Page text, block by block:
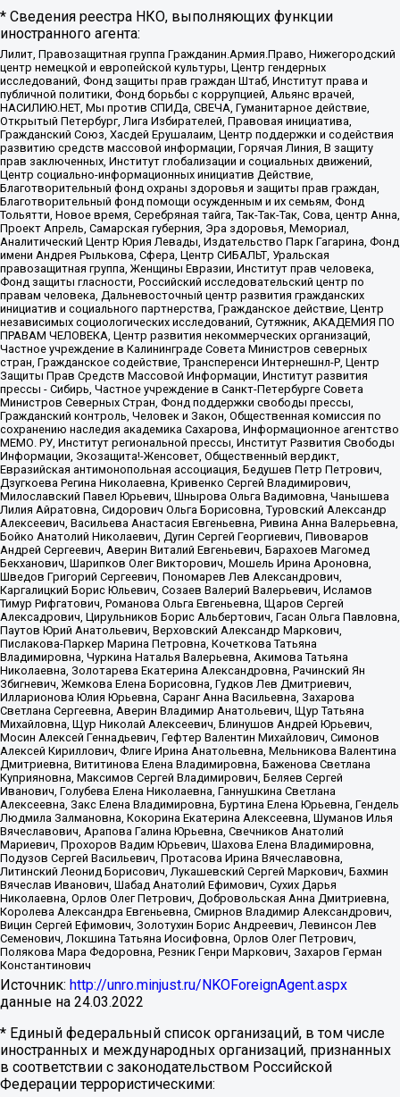
* Сведения реестра НКО, выполняющих функции
иностранного агента:
Лилит, Правозащитная группа Гражданин.Армия.Право, Нижегородский
центр немецкой и европейской культуры, Центр гендерных
исследований, Фонд защиты прав граждан Штаб, Институт права и
публичной политики, Фонд борьбы с коррупцией, Альянс врачей,
НАСИЛИЮ.НЕТ, Мы против СПИДа, СВЕЧА, Гуманитарное действие,
Открытый Петербург, Лига Избирателей, Правовая инициатива,
Гражданский Союз, Хасдей Ерушалаим, Центр поддержки и содействия
развитию средств массовой информации, Горячая Линия, В защиту
прав заключенных, Институт глобализации и социальных движений,
Центр социально-информационных инициатив Действие,
Благотворительный фонд охраны здоровья и защиты прав граждан,
Благотворительный фонд помощи осужденным и их семьям, Фонд
Тольятти, Новое время, Серебряная тайга, Так-Так-Так, Сова, центр Анна,
Проект Апрель, Самарская губерния, Эра здоровья, Мемориал,
Аналитический Центр Юрия Левады, Издательство Парк Гагарина, Фонд
имени Андрея Рылькова, Сфера, Центр СИБАЛЬТ, Уральская
правозащитная группа, Женщины Евразии, Институт прав человека,
Фонд защиты гласности, Российский исследовательский центр по
правам человека, Дальневосточный центр развития гражданских
инициатив и социального партнерства, Гражданское действие, Центр
независимых социологических исследований, Сутяжник, АКАДЕМИЯ ПО
ПРАВАМ ЧЕЛОВЕКА, Центр развития некоммерческих организаций,
Частное учреждение в Калининграде Совета Министров северных
стран, Гражданское содействие, Трансперенси Интернешнл-Р, Центр
Защиты Прав Средств Массовой Информации, Институт развития
прессы - Сибирь, Частное учреждение в Санкт-Петербурге Совета
Министров Северных Стран, Фонд поддержки свободы прессы,
Гражданский контроль, Человек и Закон, Общественная комиссия по
сохранению наследия академика Сахарова, Информационное агентство
МЕМО. РУ, Институт региональной прессы, Институт Развития Свободы
Информации, Экозащита!-Женсовет, Общественный вердикт,
Евразийская антимонопольная ассоциация, Бедушев Петр Петрович,
Дзугкоева Регина Николаевна, Кривенко Сергей Владимирович,
Милославский Павел Юрьевич, Шнырова Ольга Вадимовна, Чанышева
Лилия Айратовна, Сидорович Ольга Борисовна, Туровский Александр
Алексеевич, Васильева Анастасия Евгеньевна, Ривина Анна Валерьевна,
Бойко Анатолий Николаевич, Дугин Сергей Георгиевич, Пивоваров
Андрей Сергеевич, Аверин Виталий Евгеньевич, Барахоев Магомед
Бекханович, Шарипков Олег Викторович, Мошель Ирина Ароновна,
Шведов Григорий Сергеевич, Пономарев Лев Александрович,
Каргалицкий Борис Юльевич, Созаев Валерий Валерьевич, Исламов
Тимур Рифгатович, Романова Ольга Евгеньевна, Щаров Сергей
Алексадрович, Цирульников Борис Альбертович, Гасан Ольга Павловна,
Паутов Юрий Анатольевич, Верховский Александр Маркович,
Пислакова-Паркер Марина Петровна, Кочеткова Татьяна
Владимировна, Чуркина Наталья Валерьевна, Акимова Татьяна
Николаевна, Золотарева Екатерина Александровна, Рачинский Ян
Збигневич, Жемкова Елена Борисовна, Гудков Лев Дмитриевич,
Илларионова Юлия Юрьевна, Саранг Анна Васильевна, Захарова
Светлана Сергеевна, Аверин Владимир Анатольевич, Щур Татьяна
Михайловна, Щур Николай Алексеевич, Блинушов Андрей Юрьевич,
Мосин Алексей Геннадьевич, Гефтер Валентин Михайлович, Симонов
Алексей Кириллович, Флиге Ирина Анатольевна, Мельникова Валентина
Дмитриевна, Вититинова Елена Владимировна, Баженова Светлана
Куприяновна, Максимов Сергей Владимирович, Беляев Сергей
Иванович, Голубева Елена Николаевна, Ганнушкина Светлана
Алексеевна, Закс Елена Владимировна, Буртина Елена Юрьевна, Гендель
Людмила Залмановна, Кокорина Екатерина Алексеевна, Шуманов Илья
Вячеславович, Арапова Галина Юрьевна, Свечников Анатолий
Мариевич, Прохоров Вадим Юрьевич, Шахова Елена Владимировна,
Подузов Сергей Васильевич, Протасова Ирина Вячеславовна,
Литинский Леонид Борисович, Лукашевский Сергей Маркович, Бахмин
Вячеслав Иванович, Шабад Анатолий Ефимович, Сухих Дарья
Николаевна, Орлов Олег Петрович, Добровольская Анна Дмитриевна,
Королева Александра Евгеньевна, Смирнов Владимир Александрович,
Вицин Сергей Ефимович, Золотухин Борис Андреевич, Левинсон Лев
Семенович, Локшина Татьяна Иосифовна, Орлов Олег Петрович,
Полякова Мара Федоровна, Резник Генри Маркович, Захаров Герман
Константинович
Источник: http://unro.minjust.ru/NKOForeignAgent.aspx
данные на 24.03.2022
* Единый федеральный список организаций, в том числе
иностранных и международных организаций, признанных
в соответствии с законодательством Российской
Федерации террористическими: